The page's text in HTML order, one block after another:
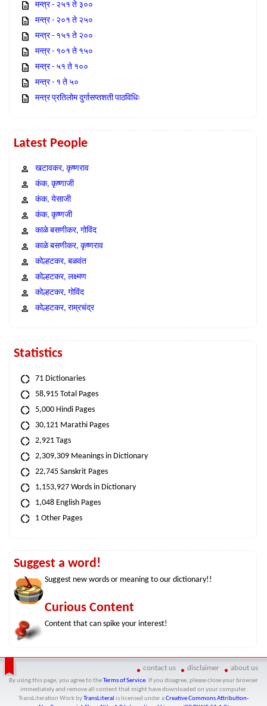
मन्त्र - २५१ ते ३००
मन्त्र - २०१ ते २५०
मन्त्र - १५१ ते २००
मन्त्र - १०१ ते १५०
मन्त्र - ५१ ते १००
मन्त्र - १ ते ५०
मन्त्र प्रतिलोम दुर्गासप्तशती पाठविधिः
Latest People
खटावकर, कृष्णराव
कंक, कृष्णाजी
कंक, येसाजी
कंक, कृष्णजी
काळे बसणीकर, गोविंद
काळे बसणीकर, कृष्णराव
कोल्हटकर, बळवंत
कोल्हटकर, लक्ष्मण
कोल्हटकर, गोविंद
कोल्हटकर, राम्रचंद्र
Statistics
71 Dictionaries
58,915 Total Pages
5,000 Hindi Pages
30,121 Marathi Pages
2,921 Tags
2,309,309 Meanings in Dictionary
22,745 Sanskrit Pages
1,153,927 Words in Dictionary
1,048 English Pages
1 Other Pages
Suggest a word!
Suggest new words or meaning to our dictionary!!
Curious Content
Content that can spike your interest!
contact us disclaimer about us
By using this page, you agree to the Terms of Service. If you disagree, please close your browser
immediately and remove all content that might have downloaded on your computer.
TransLiteration Workby TransLiteral is licensed under aCreative Commons Attribution-